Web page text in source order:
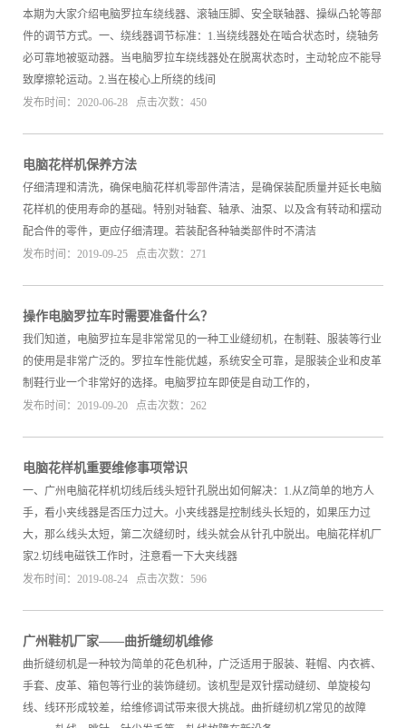
本期为大家介绍电脑罗拉车绕线器、滚轴压脚、安全联轴器、操纵凸轮等部
件的调节方式。一、绕线器调节标准：1.当绕线器处在啮合状态时，绕轴务
必可靠地被驱动器。当电脑罗拉车绕线器处在脱离状态时，主动轮应不能导
致摩擦轮运动。2.当在梭心上所绕的线间
发布时间：2020-06-28 点击次数：450
电脑花样机保养方法
仔细清理和清洗，确保电脑花样机零部件清洁，是确保装配质量并延长电脑
花样机的使用寿命的基础。特别对轴套、轴承、油泵、以及含有转动和摆动
配合件的零件，更应仔细清理。若装配各种轴类部件时不清洁
发布时间：2019-09-25 点击次数：271
操作电脑罗拉车时需要准备什么？
我们知道，电脑罗拉车是非常常见的一种工业缝纫机，在制鞋、服装等行业
的使用是非常广泛的。罗拉车性能优越，系统安全可靠，是服装企业和皮革
制鞋行业一个非常好的选择。电脑罗拉车即使是自动工作的，
发布时间：2019-09-20 点击次数：262
电脑花样机重要维修事项常识
一、广州电脑花样机切线后线头短针孔脱出如何解决：1.从Z简单的地方人
手，看小夹线器是否压力过大。小夹线器是控制线头长短的，如果压力过
大，那么线头太短，第二次缝纫时，线头就会从针孔中脱出。电脑花样机厂
家2.切线电磁铁工作时，注意看一下大夹线器
发布时间：2019-08-24 点击次数：596
广州鞋机厂家——曲折缝纫机维修
曲折缝纫机是一种较为简单的花色机种，广泛适用于服装、鞋帽、内衣裤、
手套、皮革、箱包等行业的装饰缝纫。该机型是双针摆动缝纫、单旋梭勾
线、线环形成较差，给维修调试带来很大挑战。曲折缝纫机Z常见的故障